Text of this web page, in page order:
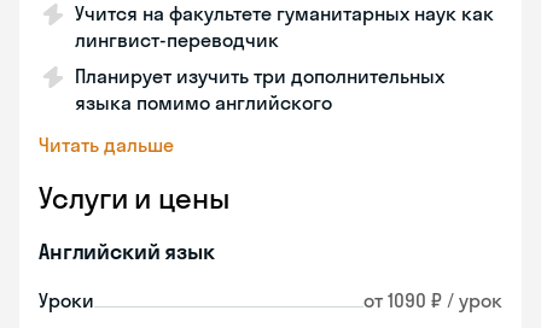
Учится на факультете гуманитарных наук как
лингвист-переводчик
Планирует изучить три дополнительных
языка помимо английского
Читать дальше
Услуги и цены
Английский язык
Уроки от 1090 ₽ / урок